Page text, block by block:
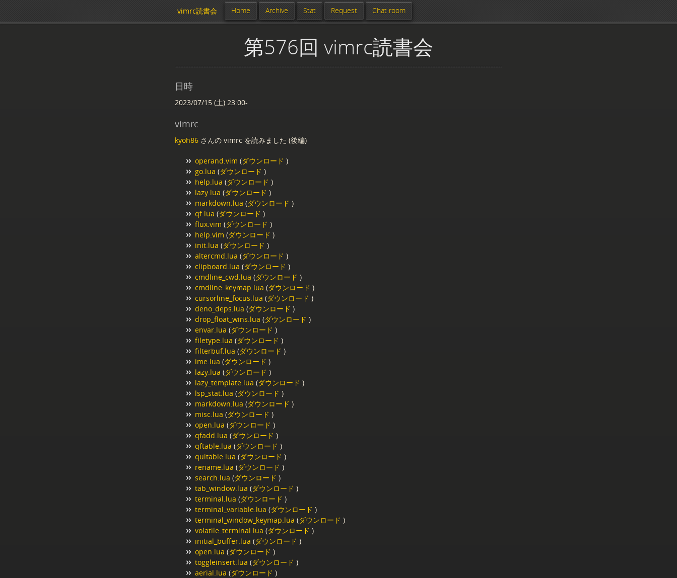
vimrc読書会 Home Archive Stat Request Chat room
第576回 vimrc読書会
日時
2023/07/15 (土) 23:00-
vimrc
kyoh86 さんの vimrc を読みました (後編)
operand.vim (ダウンロード )
go.lua (ダウンロード )
help.lua (ダウンロード )
lazy.lua (ダウンロード )
markdown.lua (ダウンロード )
qf.lua (ダウンロード )
flux.vim (ダウンロード )
help.vim (ダウンロード )
init.lua (ダウンロード )
altercmd.lua (ダウンロード )
clipboard.lua (ダウンロード )
cmdline_cwd.lua (ダウンロード )
cmdline_keymap.lua (ダウンロード )
cursorline_focus.lua (ダウンロード )
deno_deps.lua (ダウンロード )
drop_float_wins.lua (ダウンロード )
envar.lua (ダウンロード )
filetype.lua (ダウンロード )
filterbuf.lua (ダウンロード )
ime.lua (ダウンロード )
lazy.lua (ダウンロード )
lazy_template.lua (ダウンロード )
lsp_stat.lua (ダウンロード )
markdown.lua (ダウンロード )
misc.lua (ダウンロード )
open.lua (ダウンロード )
qfadd.lua (ダウンロード )
qftable.lua (ダウンロード )
quitable.lua (ダウンロード )
rename.lua (ダウンロード )
search.lua (ダウンロード )
tab_window.lua (ダウンロード )
terminal.lua (ダウンロード )
terminal_variable.lua (ダウンロード )
terminal_window_keymap.lua (ダウンロード )
volatile_terminal.lua (ダウンロード )
initial_buffer.lua (ダウンロード )
open.lua (ダウンロード )
toggleinsert.lua (ダウンロード )
aerial.lua (ダウンロード )